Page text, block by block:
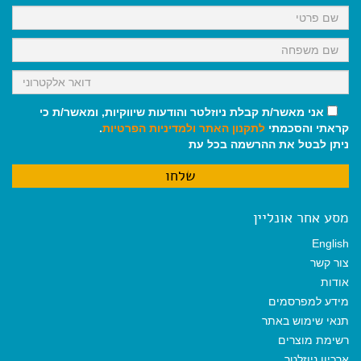
k
p
m
אני מאשר/ת קבלת ניוזלטר והודעות שיווקיות, ומאשר/ת כי
קראתי והסכמתי לתקנון האתר ולמדיניות הפרטיות.
ניתן לבטל את ההרשמה בכל עת
מסע אחר אונליין
English
צור קשר
אודות
מידע למפרסמים
תנאי שימוש באתר
רשימת מוצרים